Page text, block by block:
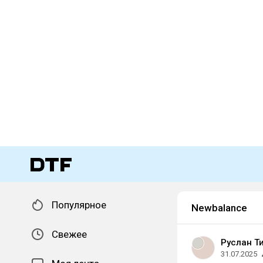
Популярное
Свежее
Newbalance
Руслан
31.07.2025